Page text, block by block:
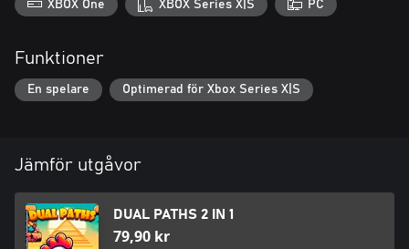
XBOX One XBOX Series X|S PC
Funktioner
En spelare Optimerad för Xbox Series X|S
Jämför utgåvor
DUAL PATHS 2 IN 1
79,90 kr